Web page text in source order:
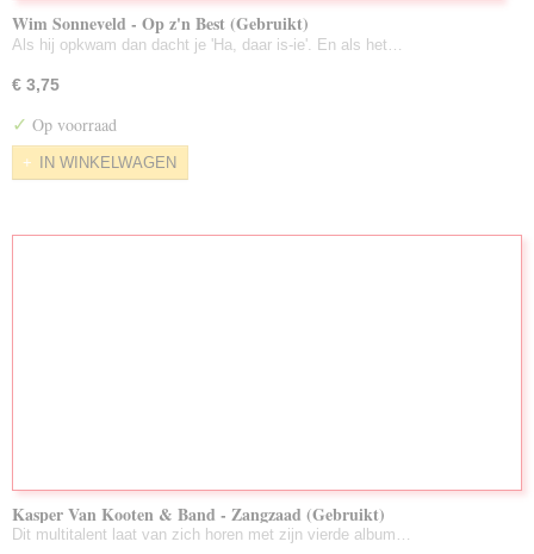
Wim Sonneveld - Op z'n Best (Gebruikt)
Als hij opkwam dan dacht je 'Ha, daar is-ie'. En als het…
€ 3,75
✓ Op voorraad
IN WINKELWAGEN
Kasper Van Kooten & Band - Zangzaad (Gebruikt)
Dit multitalent laat van zich horen met zijn vierde album…